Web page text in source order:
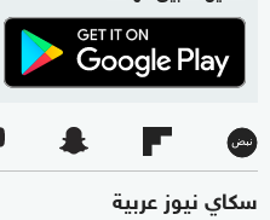
سكاي نيوز عربية